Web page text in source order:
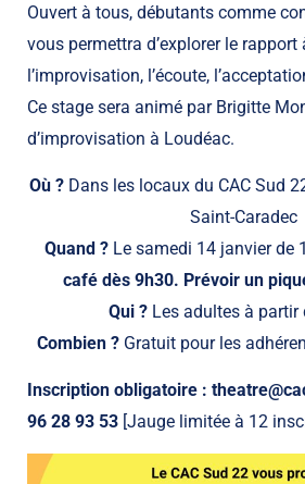
Ouvert à tous, débutants comme
vous permettra d’explorer le rapport
l’improvisation, l’écoute,
Ce stage sera animé par Brigitte
d’improvisation à Loudéac.
Où ? Dans les locaux du CAC Sud
Saint-Caradec
Quand ? Le samedi 14 janvier de
café dès 9h30. Prévoir un
Qui ? Les adultes à partir
Combien ?Gratuit pour les
Inscription obligatoire :
96 28 93 53 [Jauge limitée à 12